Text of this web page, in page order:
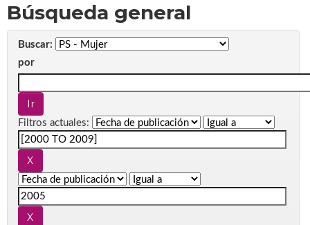
Búsqueda general
Buscar:
por
Filtros actuales: